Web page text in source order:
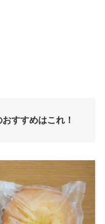
すすめはこれ！